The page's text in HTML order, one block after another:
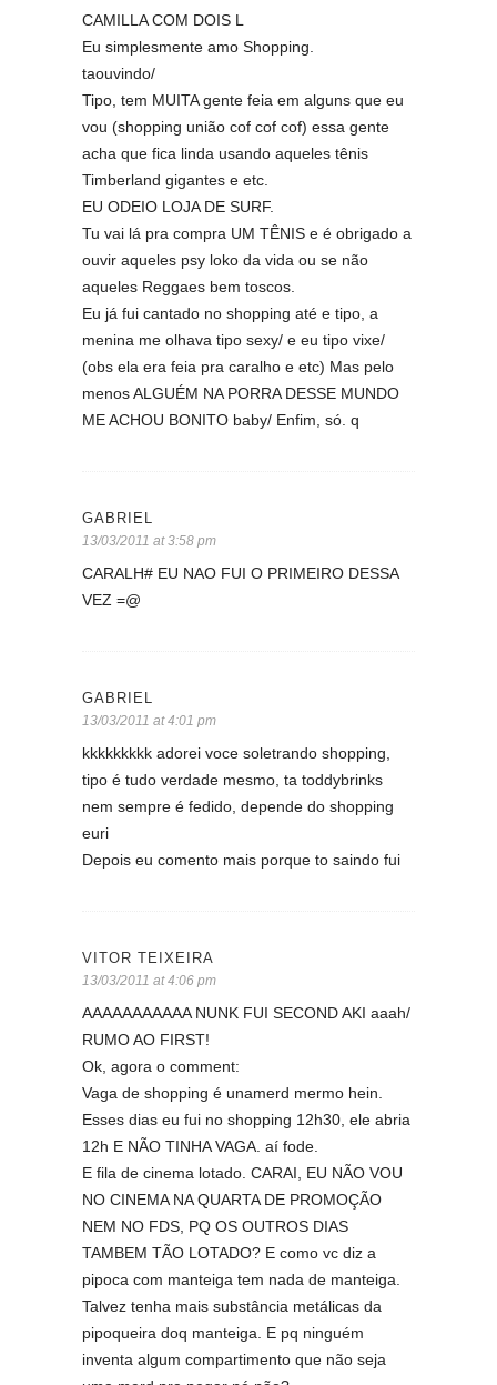
CAMILLA COM DOIS L
Eu simplesmente amo Shopping.
taouvindo/
Tipo, tem MUITA gente feia em alguns que eu
vou (shopping união cof cof cof) essa gente
acha que fica linda usando aqueles tênis
Timberland gigantes e etc.
EU ODEIO LOJA DE SURF.
Tu vai lá pra compra UM TÊNIS e é obrigado a
ouvir aqueles psy loko da vida ou se não
aqueles Reggaes bem toscos.
Eu já fui cantado no shopping até e tipo, a
menina me olhava tipo sexy/ e eu tipo vixe/
(obs ela era feia pra caralho e etc) Mas pelo
menos ALGUÉM NA PORRA DESSE MUNDO
ME ACHOU BONITO baby/ Enfim, só. q
GABRIEL
13/03/2011 at 3:58 pm
CARALH# EU NAO FUI O PRIMEIRO DESSA
VEZ =@
GABRIEL
13/03/2011 at 4:01 pm
kkkkkkkkk adorei voce soletrando shopping,
tipo é tudo verdade mesmo, ta toddybrinks
nem sempre é fedido, depende do shopping
euri
Depois eu comento mais porque to saindo fui
VITOR TEIXEIRA
13/03/2011 at 4:06 pm
AAAAAAAAAAA NUNK FUI SECOND AKI aaah/
RUMO AO FIRST!
Ok, agora o comment:
Vaga de shopping é unamerd mermo hein.
Esses dias eu fui no shopping 12h30, ele abria
12h E NÃO TINHA VAGA. aí fode.
E fila de cinema lotado. CARAI, EU NÃO VOU
NO CINEMA NA QUARTA DE PROMOÇÃO
NEM NO FDS, PQ OS OUTROS DIAS
TAMBEM TÃO LOTADO? E como vc diz a
pipoca com manteiga tem nada de manteiga.
Talvez tenha mais substância metálicas da
pipoqueira doq manteiga. E pq ninguém
inventa algum compartimento que não seja